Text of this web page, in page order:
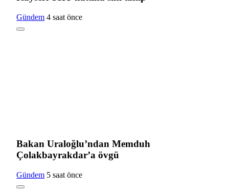
Gündem 4 saat önce
Bakan Uraloğlu’ndan Memduh
Çolakbayrakdar’a övgü
Gündem 5 saat önce